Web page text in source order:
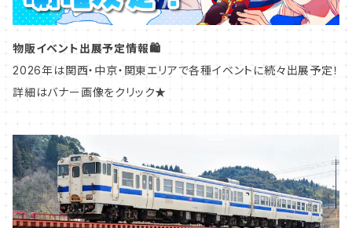
マスキングテープ
ペーパーコースター
アタッチメント
鉄道アクセサリー
愛称札・種別札
車号プレート
鉄道模型グッズ
北陸
中部
中国
九州
物販イベント出展予定情報🛍️
2026年は関西・中京・関東エリアで各種イベントに続々出展予定！
詳細はバナー画像をクリック★